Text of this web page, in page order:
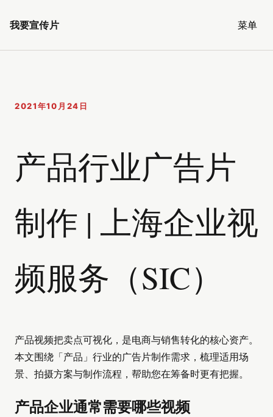
我要宣传片 菜单
2021年10月24日
产品行业广告片
制作 | 上海企业视
频服务（SIC）
产品视频把卖点可视化，是电商与销售转化的核心资产。
本文围绕「产品」行业的广告片制作需求，梳理适用场
景、拍摄方案与制作流程，帮助您在筹备时更有把握。
产品企业通常需要哪些视频